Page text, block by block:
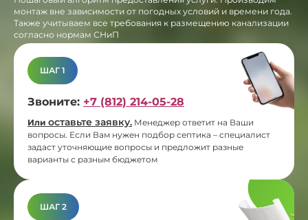
монтаж вне зависимости от погодных условий и времени года.
Также учитываем все требования к размещению канализации
согласно нормам СНиП
ШАГ 1
Звоните: +7 (812) 214-05-28
Или оставьте заявку. Менеджер ответит на Ваши
вопросы. Если Вам нужен подбор септика – специалист
задаст уточняющие вопросы и предложит разные
варианты с разным бюджетом
ШАГ 2